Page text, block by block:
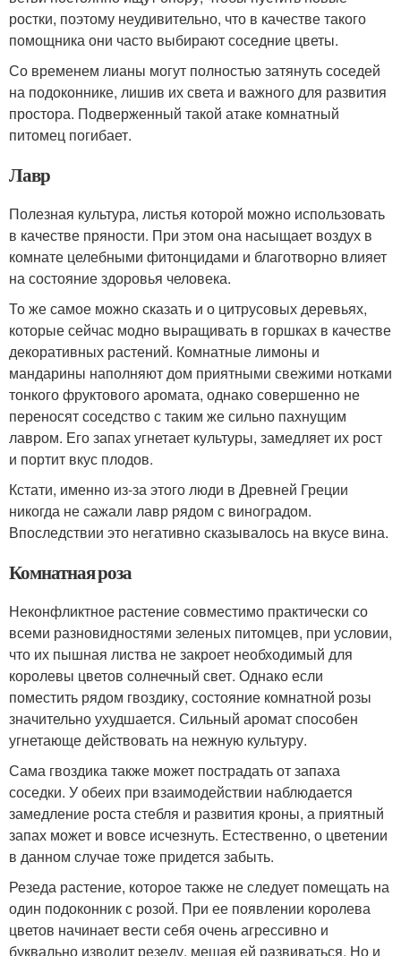
ростки, поэтому неудивительно, что в качестве такого
помощника они часто выбирают соседние цветы.
Со временем лианы могут полностью затянуть соседей
на подоконнике, лишив их света и важного для развития
простора. Подверженный такой атаке комнатный
питомец погибает.
Лавр
Полезная культура, листья которой можно использовать
в качестве пряности. При этом она насыщает воздух в
комнате целебными фитонцидами и благотворно влияет
на состояние здоровья человека.
То же самое можно сказать и о цитрусовых деревьях,
которые сейчас модно выращивать в горшках в качестве
декоративных растений. Комнатные лимоны и
мандарины наполняют дом приятными свежими нотками
тонкого фруктового аромата, однако совершенно не
переносят соседство с таким же сильно пахнущим
лавром. Его запах угнетает культуры, замедляет их рост
и портит вкус плодов.
Кстати, именно из-за этого люди в Древней Греции
никогда не сажали лавр рядом с виноградом.
Впоследствии это негативно сказывалось на вкусе вина.
Комнатная роза
Неконфликтное растение совместимо практически со
всеми разновидностями зеленых питомцев, при условии,
что их пышная листва не закроет необходимый для
королевы цветов солнечный свет. Однако если
поместить рядом гвоздику, состояние комнатной розы
значительно ухудшается. Сильный аромат способен
угнетающе действовать на нежную культуру.
Сама гвоздика также может пострадать от запаха
соседки. У обеих при взаимодействии наблюдается
замедление роста стебля и развития кроны, а приятный
запах может и вовсе исчезнуть. Естественно, о цветении
в данном случае тоже придется забыть.
Резеда растение, которое также не следует помещать на
один подоконник с розой. При ее появлении королева
цветов начинает вести себя очень агрессивно и
буквально изводит резеду, мешая ей развиваться. Но и